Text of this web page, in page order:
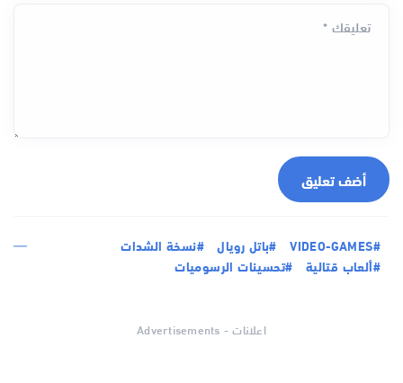
تعليقك *
أضف تعليق
#VIDEO-GAMES #باتل رويال
#نسخة الشدات
#ألعاب قتالية
#تحسينات الرسوميات
اعلانات - Advertisements